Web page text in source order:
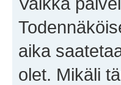
aika
olet. Mikäli